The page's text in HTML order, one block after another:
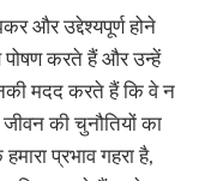
और उद्देश्यपूर्ण होने
करते हैं और उन्हें
मदद करते हैं कि वे न
की चुनौतियों का
प्रभाव गहरा है,